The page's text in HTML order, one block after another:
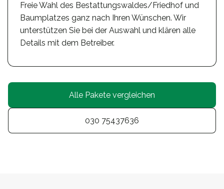
Freie Wahl des Bestattungswaldes/Friedhof und
Baumplatzes ganz nach Ihren Wünschen. Wir
unterstützen Sie bei der Auswahl und klären alle
Details mit dem Betreiber.
Alle Pakete vergleichen
030 75437636